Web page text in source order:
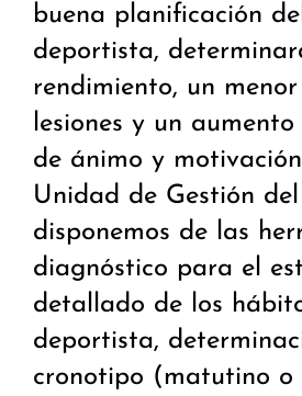
buena planificación
deportista,
rendimiento, un
lesiones y un
de ánimo y
Unidad de Gestión del
disponemos de las
diagnóstico para el
detallado de los
deportista,
cronotipo (matutino o